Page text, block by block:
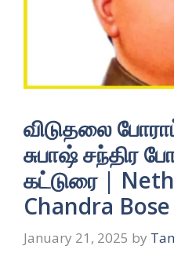
விடுதலை
சுபாஷ் சந்திர
கட்டுரை |
Chandra
January 21, 2025 by